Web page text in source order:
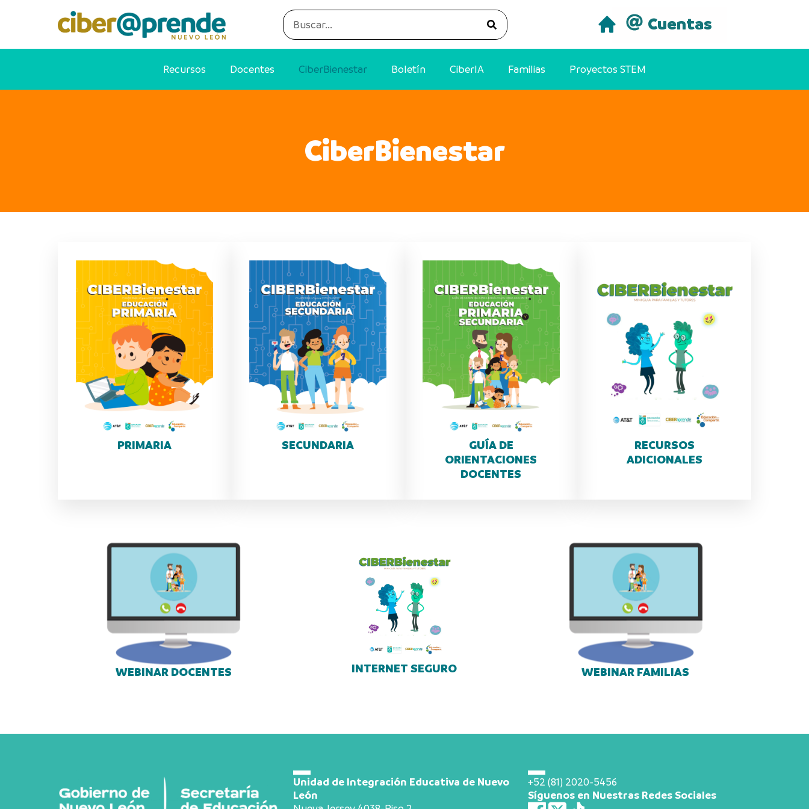
Cuentas
Recursos Docentes CiberBienestar Boletín CiberIA Familias Proyectos STEM
CiberBienestar
PRIMARIA SECUNDARIA
GUÍA DE
ORIENTACIONES
DOCENTES
RECURSOS
ADICIONALES
WEBINAR DOCENTES INTERNET SEGURO WEBINAR FAMILIAS
Unidad de Integración Educativa de Nuevo
León
+52 (81) 2020-5456
Síguenos en Nuestras Redes Sociales